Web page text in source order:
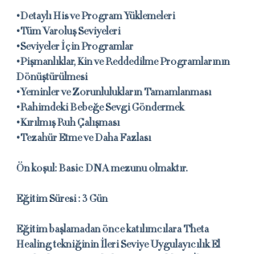
•Detaylı His ve Program Yüklemeleri
•Tüm Varoluş Seviyeleri
•Seviyeler İçin Programlar
•Pişmanlıklar, Kin ve Reddedilme Programlarının
Dönüştürülmesi
•Yeminler ve Zorunlulukların Tamamlanması
•Rahimdeki Bebeğe Sevgi Göndermek
•Kırılmış Ruh Çalışması
•Tezahür Etme ve Daha Fazlası
Ön koşul: Basic DNA mezunu olmaktır.
Eğitim Süresi : 3 Gün
Eğitim başlamadan önce katılımcılara Theta
Healing tekniğinin İleri Seviye Uygulayıcılık El